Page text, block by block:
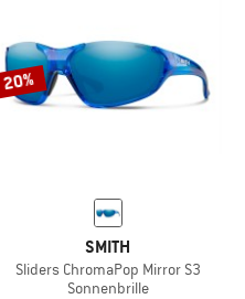
20%
SMITH
Sliders ChromaPop Mirror S3
Sonnenbrille